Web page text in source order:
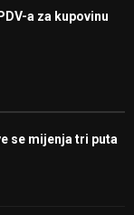
a za kupovinu
se mijenja tri puta